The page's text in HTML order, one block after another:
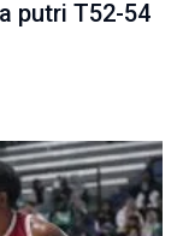
putri T52-54